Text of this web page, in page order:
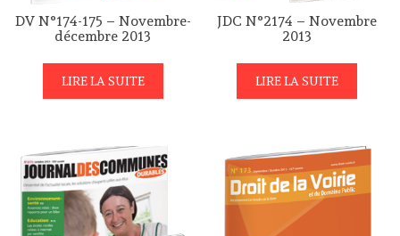
DV N°174-175 – Novembre-
décembre 2013
LIRE LA SUITE
JDC N°2174 – Novembre
2013
LIRE LA SUITE